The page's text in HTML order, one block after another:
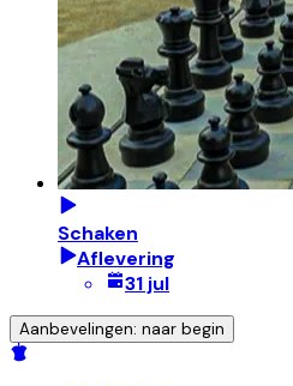
Schaken
Aflevering
31 jul
Aanbevelingen: naar begin